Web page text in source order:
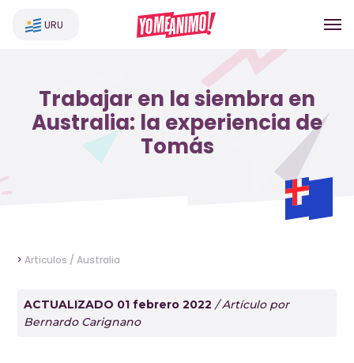
URU
Trabajar en la siembra en
Australia: la experiencia de
Tomás
> Articulos / Australia
ACTUALIZADO 01 febrero 2022 / Artículo por
Bernardo Carignano